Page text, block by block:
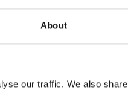
About
our traffic. We also share
kommer du
och